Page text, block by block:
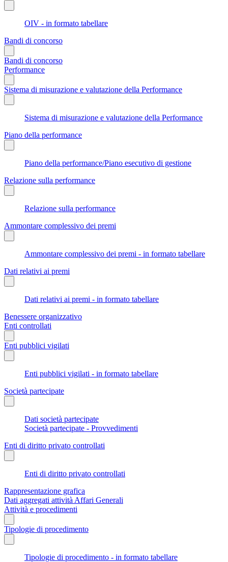
OIV - in formato tabellare
Bandi di concorso
Bandi di concorso
Performance
Sistema di misurazione e valutazione della Performance
Sistema di misurazione e valutazione della Performance
Piano della performance
Piano della performance/Piano esecutivo di gestione
Relazione sulla performance
Relazione sulla performance
Ammontare complessivo dei premi
Ammontare complessivo dei premi - in formato tabellare
Dati relativi ai premi
Dati relativi ai premi - in formato tabellare
Benessere organizzativo
Enti controllati
Enti pubblici vigilati
Enti pubblici vigilati - in formato tabellare
Società partecipate
Dati società partecipate
Società partecipate - Provvedimenti
Enti di diritto privato controllati
Enti di diritto privato controllati
Rappresentazione grafica
Dati aggregati attività Affari Generali
Attività e procedimenti
Tipologie di procedimento
Tipologie di procedimento - in formato tabellare